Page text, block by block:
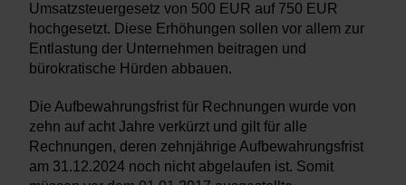
Umsatzsteuergesetz von 500 EUR auf 750 EUR
hochgesetzt. Diese Erhöhungen sollen vor allem zur
Entlastung der Unternehmen beitragen und
bürokratische Hürden abbauen.
Die Aufbewahrungsfrist für Rechnungen wurde von
zehn auf acht Jahre verkürzt und gilt für alle
Rechnungen, deren zehnjährige Aufbewahrungsfrist
am 31.12.2024 noch nicht abgelaufen ist. Somit